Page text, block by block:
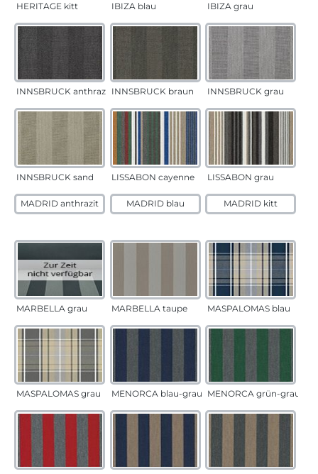
HERITAGE kitt IBIZA blau IBIZA grau
INNSBRUCK anthrazit INNSBRUCK braun INNSBRUCK grau
INNSBRUCK sand LISSABON cayenne LISSABON grau
MADRID anthrazit MADRID blau MADRID kitt
MARBELLA grau MARBELLA taupe MASPALOMAS blau
MASPALOMAS grau MENORCA blau-grau MENORCA grün-grau